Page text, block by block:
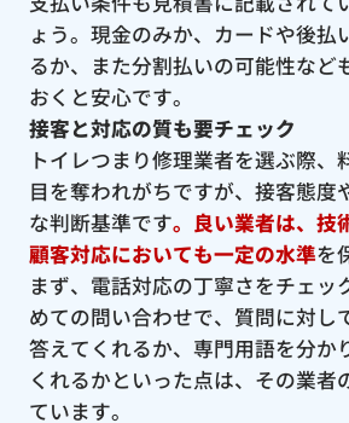
ょう。現金のみか、カードや後払
るか、また分割払いの可能性など
おくと安心です。
接客と対応の質も要チェック
トイレつまり修理業者を選ぶ際、
目を奪われがちですが、接客態度
な判断基準です。良い業者は、技
顧客対応においても一定の水準を
まず、電話対応の丁寧さをチェッ
めての問い合わせで、質問に対し
答えてくれるか、専門用語を分か
くれるかといった点は、その業者
ています。